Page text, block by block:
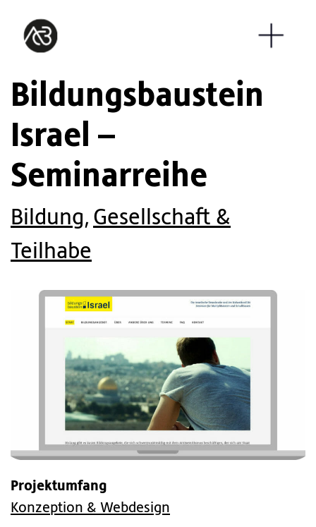
Bildungsbaustein
Israel –
Seminarreihe
Bildung, Gesellschaft &
Teilhabe
Projektumfang
Konzeption & Webdesign